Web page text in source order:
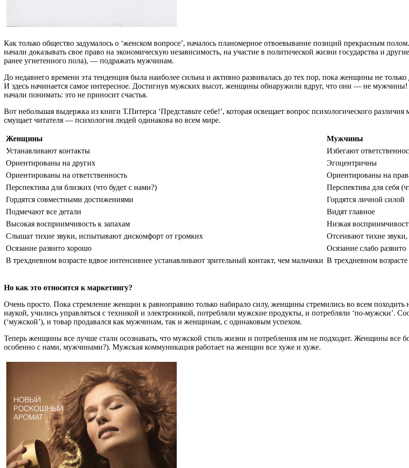
Как только общество задумалось о ‘женском вопросе’, началось планомерное отвоевывание позиций прекрасным
начали доказывать свое право на экономическую независимость, на участие в политической жизни государства и
ранее угнетенного пола), — подражать мужчинам.
До недавнего времени эта тенденция была наиболее сильна и активно развивалась до тех пор, пока женщины не
И здесь начинается самое интересное. Достигнув мужских высот, женщины обнаружили вдруг, что они — не
начали понимать: это не приносит счастья.
Вот небольшая выдержка из книги Т.Питерса ‘Представьте себе!’, которая освещает вопрос психологического
смущает читателя — психология людей одинакова во всем мире.
Женщины
Мужчины
Устанавливают контакты
Избегают
Ориентированы на других
Эгоцентричны
Ориентированы на ответственность
Ориентированы на
Перспектива для близких (что будет с нами?)
Перспектива для себя
Гордятся совместными достижениями
Гордятся личной силой
Подмечают все детали
Видят главное
Высокая восприимчивость к запахам
Низкая
Слышат тихие звуки, испытывают дискомфорт от громких
Отсеивают тихие
Осязание развито хорошо
Осязание слабо развито
В трехдневном возрасте вдвое интенсивнее устанавливают зрительный контакт, чем мальчики В трехдневном
Но как это относится к маркетингу?
Очень просто. Пока стремление женщин к равноправию только набирало силу, женщины стремились во всем
наукой, учились управляться с техникой и электроникой, потребляли мужские продукты, и потребляли ‘по-мужски’.
(‘мужской’), и товар продавался как мужчинам, так и женщинам, с одинаковым успехом.
Теперь женщины все лучше стали осознавать, что мужской стиль жизни и потребления им не подходит. Женщины все
особенно с нами, мужчинами?). Мужская коммуникация работает на женщин все хуже и хуже.